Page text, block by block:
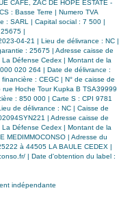
CAFE, ZAC DE HOPE ESTATE -
: Basse Terre | Numero TVA
: SARL | Capital social : 7 500 |
|
04-21 | Lieu de délivrance : NC |
: 25675 | Adresse caisse de
Défense Cedex | Montant de la
020 264 | Date de délivrance :
: CEGC | N° de caisse de
Hoche Tour Kupka B TSA39999
: 850 000 | Carte S : CPI 9781
de délivrance : NC | Caisse de
| Adresse caisse de
Défense Cedex | Montant de la
MEDIMMOCONSO | Adresse du
à 44505 LA BAULE CEDEX |
| Date d'obtention du label :
indépendante